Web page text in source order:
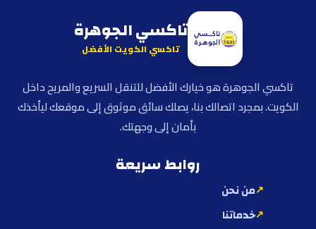
تاكسي الجوهرة
تاكسي الكويت الأفضل
تاكسي الجوهرة هو خيارك الأفضل للتنقل السريع والمريح داخل
الكويت. بمجرد اتصالك بنا، يصلك سائق موثوق إلى موقعك ليأخذك
بأمان إلى وجهتك.
روابط سريعة
من نحن
خدماتنا